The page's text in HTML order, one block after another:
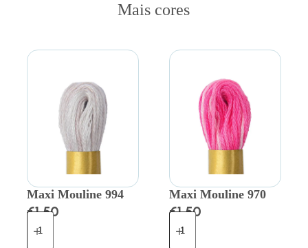
Mais cores
Maxi Mouline 994
€1.50
Maxi Mouline 970
€1.50